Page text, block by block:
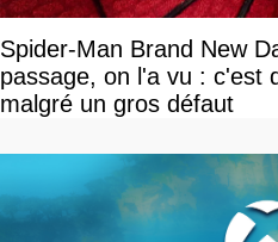
Spider-Man Brand New
passage, on l'a vu : c'est
malgré un gros défaut